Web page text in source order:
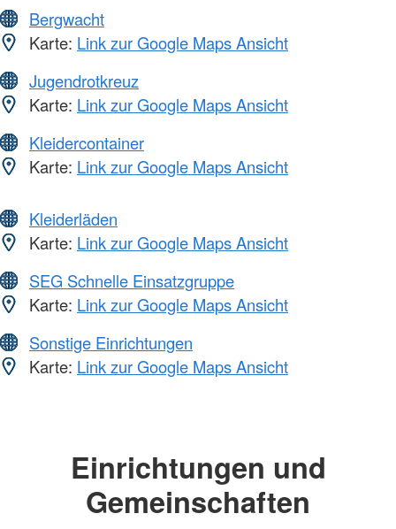
Bergwacht
Karte: Link zur Google Maps Ansicht
Jugendrotkreuz
Karte: Link zur Google Maps Ansicht
Kleidercontainer
Karte: Link zur Google Maps Ansicht
Kleiderläden
Karte: Link zur Google Maps Ansicht
SEG Schnelle Einsatzgruppe
Karte: Link zur Google Maps Ansicht
Sonstige Einrichtungen
Karte: Link zur Google Maps Ansicht
Einrichtungen und
Gemeinschaften